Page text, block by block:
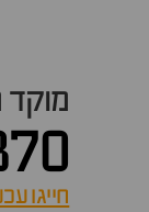
מוקד
חייגו